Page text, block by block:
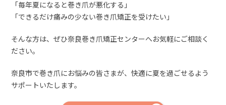
「毎年夏になると巻き爪が悪化する」
「できるだけ痛みの少ない巻き爪矯正を受けたい」
そんな方は、ぜひ奈良巻き爪矯正センターへお気軽にご相談く
ださい。
奈良市で巻き爪にお悩みの皆さまが、快適に夏を過ごせるよう
サポートいたします。